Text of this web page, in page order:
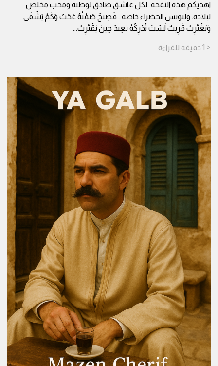
اهديكم هذه النفحة…لكل عاشق صادق لوطنه ومحب مخلص
لبلاده. ولتونس الخضراء خاصة… فَصِيحٌ صَمْتُهُ عَجَبُ وَكَمْ يَشْقَى
وَيَغْتَرِبُ قَرِيبٌ لَسْتَ تُدْرِكُهُ بَعِيدٌ حِينَ يَقْتَرِبُ...
< 1 دقيقة للقراءة